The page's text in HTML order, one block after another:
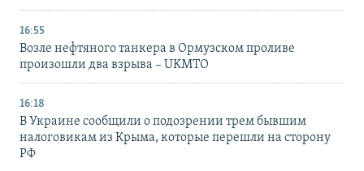
16:55
Возле нефтяного танкера в Ормузском проливе
произошли два взрыва – UKMTO
16:18
В Украине сообщили о подозрении трем бывшим
налоговикам из Крыма, которые перешли на сторону
РФ